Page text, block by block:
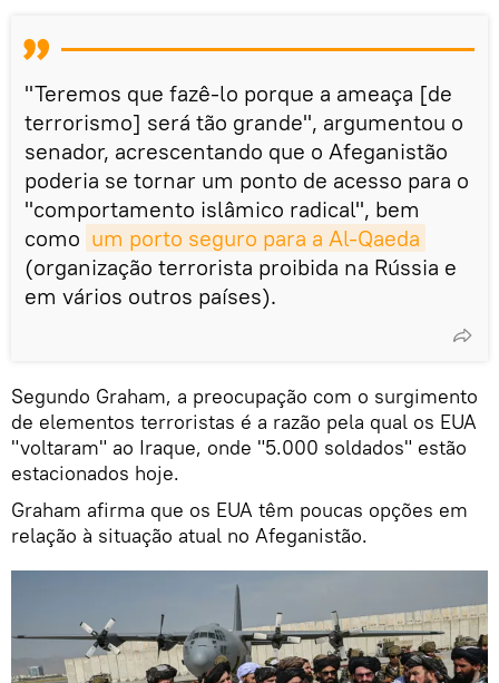
"Teremos que fazê-lo porque a ameaça [de
terrorismo] será tão grande", argumentou o
senador, acrescentando que o Afeganistão
poderia se tornar um ponto de acesso para o
"comportamento islâmico radical", bem
como um porto seguro para a Al-Qaeda
(organização terrorista proibida na Rússia e
em vários outros países).
Segundo Graham, a preocupação com o surgimento
de elementos terroristas é a razão pela qual os EUA
"voltaram" ao Iraque, onde "5.000 soldados" estão
estacionados hoje.
Graham afirma que os EUA têm poucas opções em
relação à situação atual no Afeganistão.